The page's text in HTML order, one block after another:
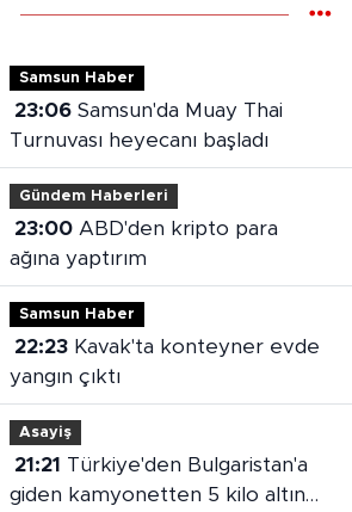
Samsun Haber
23:06Samsun'da Muay Thai
Turnuvası heyecanı başladı
Gündem Haberleri
23:00ABD'den kripto para
ağına yaptırım
Samsun Haber
22:23Kavak'ta konteyner evde
yangın çıktı
Asayiş
21:21
giden kamyonetten 5 kilo altın